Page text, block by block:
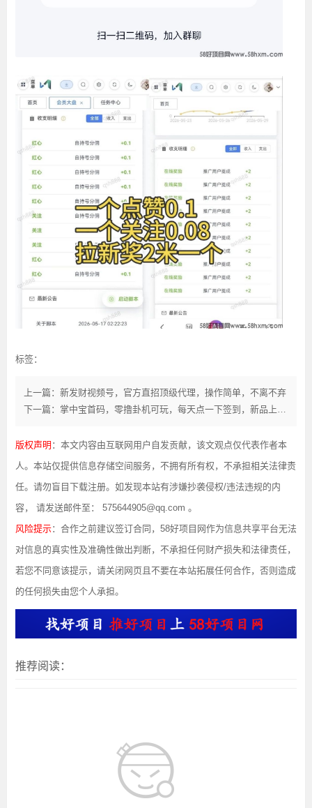
标签：
上一篇：新发财视频号，官方直招顶级代理，操作简单，不离不弃
下一篇：掌中宝首码，零撸卦机可玩，每天点一下签到，新品上线，
版权声明 ：本文内容由互联网用户自发贡献，该文观点仅代表作者本
人。本站仅提供信息存储空间服务，不拥有所有权，不承担相关法律责
任。请勿盲目下载注册。如发现本站有涉嫌抄袭侵权/违法违规的内
容， 请发送邮件至： 575644905@qq.com 。
风险提示：合作之前建议签订合同，58好项目网作为信息共享平台无法
对信息的真实性及准确性做出判断，不承担任何财产损失和法律责任，
若您不同意该提示，请关闭网页且不要在本站拓展任何合作，否则造成
的任何损失由您个人承担。
推荐阅读：